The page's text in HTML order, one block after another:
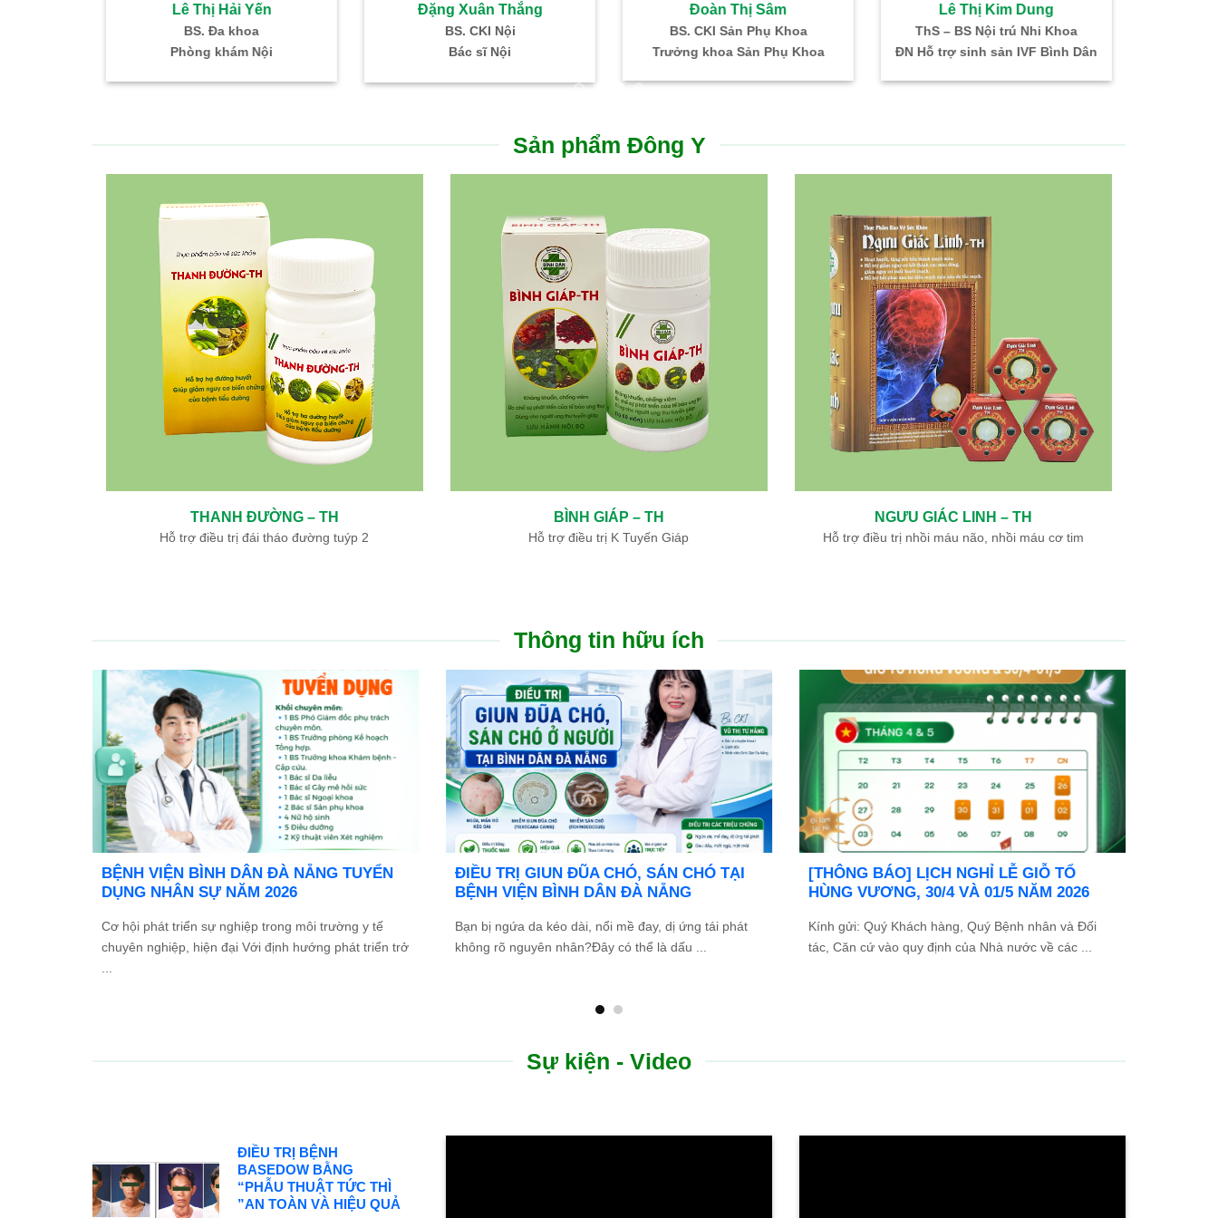
Lê Thị Hải Yến
BS. Đa khoa
Phòng khám Nội
Đặng Xuân Thắng
BS. CKI Nội
Bác sĩ Nội
Đoàn Thị Sâm
BS. CKI Sản Phụ Khoa
Trưởng khoa Sản Phụ Khoa
Lê Thị Kim Dung
ThS – BS Nội trú Nhi Khoa
ĐN Hỗ trợ sinh sản IVF Bình Dân
Sản phẩm Đông Y
THANH ĐƯỜNG – TH
Hỗ trợ điều trị đái tháo đường tuýp 2
BÌNH GIÁP – TH
Hỗ trợ điều trị K Tuyến Giáp
NGƯU GIÁC LINH – TH
Hỗ trợ điều trị nhồi máu não, nhồi máu cơ tim
Thông tin hữu ích
Ưu đãi đặc biệt: Khám chữa bệnh áp dụng
BHYT
Trong tinh thần đồng hành cùng người dân vượt qua
khó khăn do thiên tai lũ lụt, Bệnh viện Bình Dân ...
Bệnh viện Bình Dân Đà Nẵng thông báo
tuyển dụng
Bệnh viện Bình Dân Đà Nẵng đang tìm kiếm những
ứng viên tài năng, nhiệt huyết để gia nhập đội ngũ ...
Danh sách người thực hành khám bệnh,
chữa bệnh
...
Sự kiện - Video
ĐIỀU TRỊ BỆNH
BASEDOW BẰNG
“PHẪU THUẬT TỨC THÌ
”AN TOÀN VÀ HIỆU QUẢ